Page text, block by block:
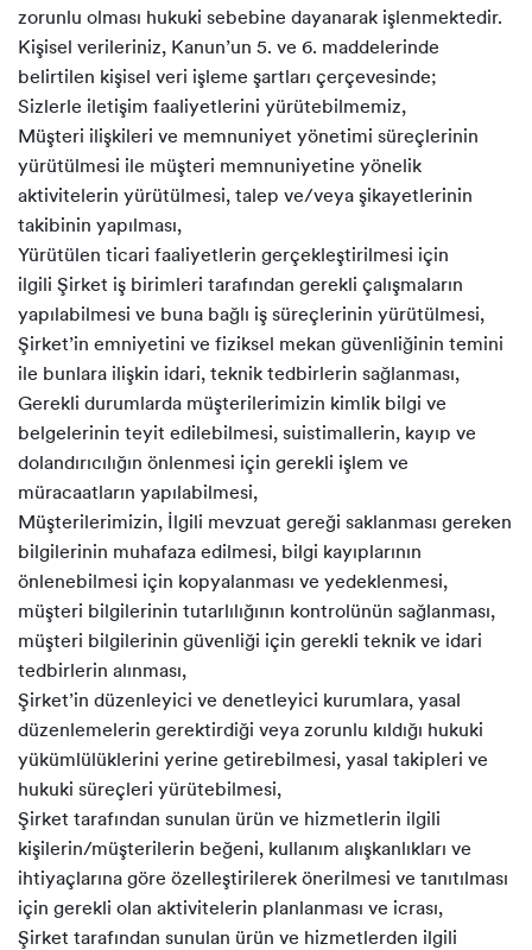
zorunlu olması hukuki sebebine dayanarak işlenmektedir.
Kişisel verileriniz, Kanun’un 5. ve 6. maddelerinde
belirtilen kişisel veri işleme şartları çerçevesinde;
Sizlerle iletişim faaliyetlerini yürütebilmemiz,
Müşteri ilişkileri ve memnuniyet yönetimi süreçlerinin
yürütülmesi ile müşteri memnuniyetine yönelik
aktivitelerin yürütülmesi, talep ve/veya şikayetlerinin
takibinin yapılması,
Yürütülen ticari faaliyetlerin gerçekleştirilmesi için
ilgili Şirket iş birimleri tarafından gerekli çalışmaların
yapılabilmesi ve buna bağlı iş süreçlerinin yürütülmesi,
Şirket’in emniyetini ve fiziksel mekan güvenliğinin temini
ile bunlara ilişkin idari, teknik tedbirlerin sağlanması,
Gerekli durumlarda müşterilerimizin kimlik bilgi ve
belgelerinin teyit edilebilmesi, suistimallerin, kayıp ve
dolandırıcılığın önlenmesi için gerekli işlem ve
müracaatların yapılabilmesi,
Müşterilerimizin, İlgili mevzuat gereği saklanması gereken
bilgilerinin muhafaza edilmesi, bilgi kayıplarının
önlenebilmesi için kopyalanması ve yedeklenmesi,
müşteri bilgilerinin tutarlılığının kontrolünün sağlanması,
müşteri bilgilerinin güvenliği için gerekli teknik ve idari
tedbirlerin alınması,
Şirket’in düzenleyici ve denetleyici kurumlara, yasal
düzenlemelerin gerektirdiği veya zorunlu kıldığı hukuki
yükümlülüklerini yerine getirebilmesi, yasal takipleri ve
hukuki süreçleri yürütebilmesi,
Şirket tarafından sunulan ürün ve hizmetlerin ilgili
kişilerin/müşterilerin beğeni, kullanım alışkanlıkları ve
ihtiyaçlarına göre özelleştirilerek önerilmesi ve tanıtılması
için gerekli olan aktivitelerin planlanması ve icrası,
Şirket tarafından sunulan ürün ve hizmetlerden ilgili